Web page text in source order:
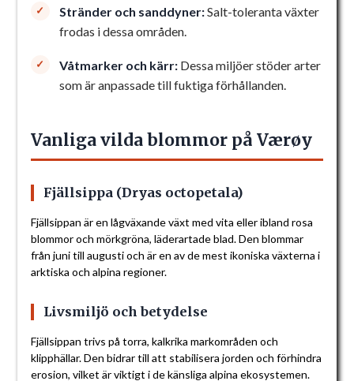
Stränder och sanddyner:Salt-toleranta växter
frodas i dessa områden.
Våtmarker och kärr:Dessa miljöer stöder arter
som är anpassade till fuktiga förhållanden.
Vanliga vilda blommor på Værøy
Fjällsippa (Dryas octopetala)
Fjällsippan är en lågväxande växt med vita eller ibland rosa
blommor och mörkgröna, läderartade blad. Den blommar
från juni till augusti och är en av de mest ikoniska växterna i
arktiska och alpina regioner.
Livsmiljö och betydelse
Fjällsippan trivs på torra, kalkrika markområden och
klipphällar. Den bidrar till att stabilisera jorden och förhindra
erosion, vilket är viktigt i de känsliga alpina ekosystemen.